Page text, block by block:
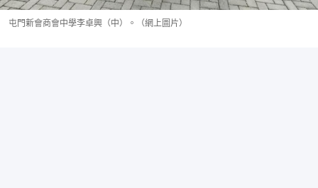
屯門新會商會中學李卓興（中）。（網上圖片）